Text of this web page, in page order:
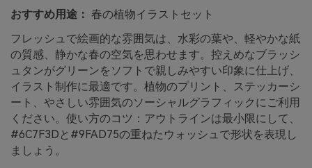
おすすめ用途： 春の植物イラストセット
フレッシュで絵画的な雰囲気は、水彩の葉や、軽やかな紙
の質感、静かな春の空気を思わせます。控えめなブラッシ
ュタンがグリーンをソフトで親しみやすい印象に仕上げ、
イラスト制作に最適です。植物のプリント、ステッカーシ
ート、やさしい雰囲気のソーシャルグラフィックにご利用
ください。使い方のコツ：アウトラインは最小限にして、
#6C7F3Dと#9FAD75の重ねたウォッシュで形状を表現し
ましょう。